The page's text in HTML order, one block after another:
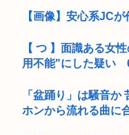
【画像】安心系JC
【 つ 】面識ある女
用不能"にした疑い
「盆踊り」は騒音か
ホンから流れる曲に